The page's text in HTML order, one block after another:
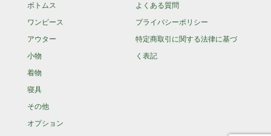
ボトムス
ワンピース
アウター
小物
着物
寝具
その他
オプション
よくある質問
プライバシーポリシー
特定商取引に関する法律に基づ
く表記